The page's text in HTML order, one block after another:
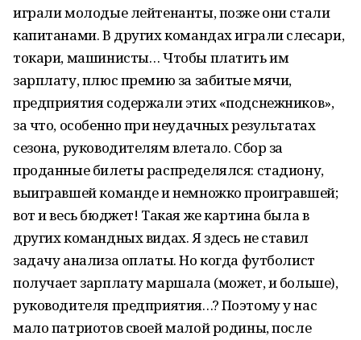
играли молодые лейтенанты, позже они стали
капитанами. В других командах играли слесари,
токари, машинисты… Чтобы платить им
зарплату, плюс премию за забитые мячи,
предприятия содержали этих «подснежников»,
за что, особенно при неудачных результатах
сезона, руководителям влетало. Сбор за
проданные билеты распределялся: стадиону,
выигравшей команде и немножко проигравшей;
вот и весь бюджет! Такая же картина была в
других командных видах. Я здесь не ставил
задачу анализа оплаты. Но когда футболист
получает зарплату маршала (может, и больше),
руководителя предприятия…? Поэтому у нас
мало патриотов своей малой родины, после